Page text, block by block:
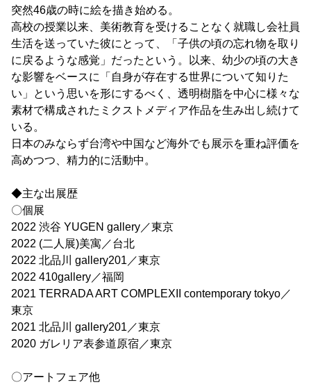
突然46歳の時に絵を描き始める。
高校の授業以来、美術教育を受けることなく就職し会社員
生活を送っていた彼にとって、「子供の頃の忘れ物を取り
に戻るような感覚」だったという。以来、幼少の頃の大き
な影響をベースに「自身が存在する世界について知りた
い」という思いを形にするべく、透明樹脂を中心に様々な
素材で構成されたミクストメディア作品を生み出し続けて
いる。
日本のみならず台湾や中国など海外でも展示を重ね評価を
高めつつ、精力的に活動中。
◆主な出展歴
〇個展
2022 渋谷 YUGEN gallery／東京
2022 (二人展)美寓／台北
2022 北品川 gallery201／東京
2022 410gallery／福岡
2021 TERRADA ART COMPLEXII contemporary tokyo／
東京
2021 北品川 gallery201／東京
2020 ガレリア表参道原宿／東京
〇アートフェア他